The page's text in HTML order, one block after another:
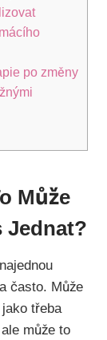
po změny
Může
Jednat?
často. Může
třeba
může to